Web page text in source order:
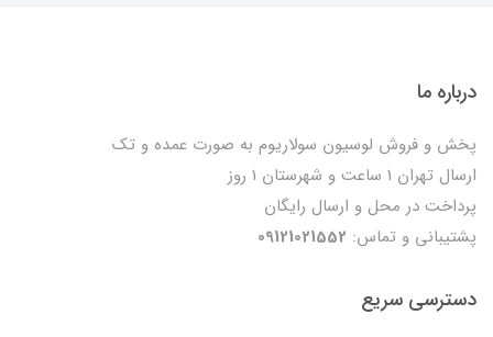
درباره ما
پخش و فروش لوسیون سولاریوم به صورت عمده و تک
ارسال تهران 1 ساعت و شهرستان 1 روز
پرداخت در محل و ارسال رایگان
پشتیبانی و تماس: 09121021552
دسترسی سریع